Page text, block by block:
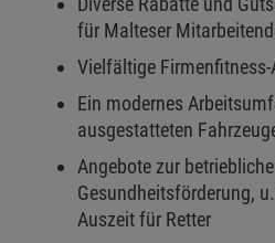
für Malteser
Vielfältige
Ein modernes
ausgestatteten
Angebote zur
Gesundheitsförderung,
Auszeit für Retter